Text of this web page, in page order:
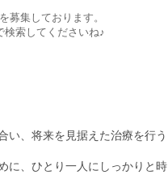
募集しております。
検索してくださいね♪
い、将来を見据えた治療を行う
に、ひとり一人にしっかりと時